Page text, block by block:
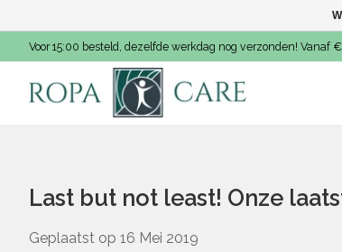
Voor 15:00 besteld, dezelfde werkdag nog verzonden! Vanaf
Last but not least! Onze
Geplaatst op 16 Mei 2019